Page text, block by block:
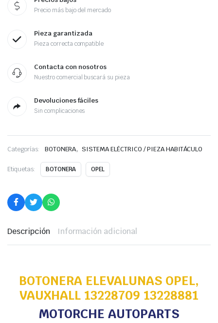
Precio más bajo del mercado
Pieza garantizada
Pieza correcta compatible
Contacta con nosotros
Nuestro comercial buscará su pieza
Devoluciones fáciles
Sin complicaciones
Categorías: BOTONERA, SISTEMA ELÉCTRICO / PIEZA HABITÁCULO
Etiquetas: BOTONERA OPEL
Descripción Información adicional
BOTONERA ELEVALUNAS OPEL,
VAUXHALL 13228709 13228881
MOTORCHE AUTOPARTS